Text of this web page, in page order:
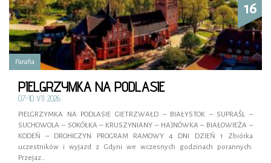
16
Parafia
PIELGRZYMKA NA PODLASIE
07-10 VII 2026
PIELGRZYMKA NA PODLASIE GIETRZWAŁD – BIAŁYSTOK – SUPRAŚL –
SUCHOWOLA – SOKÓŁKA – KRUSZYNIANY – HAJNÓWKA – BIAŁOWIEŻA –
KODEŃ – DROHICZYN PROGRAM RAMOWY 4 DNI DZIEŃ 1 Zbiórka
uczestników i wyjazd z Gdyni we wczesnych godzinach porannych.
Przejaz…